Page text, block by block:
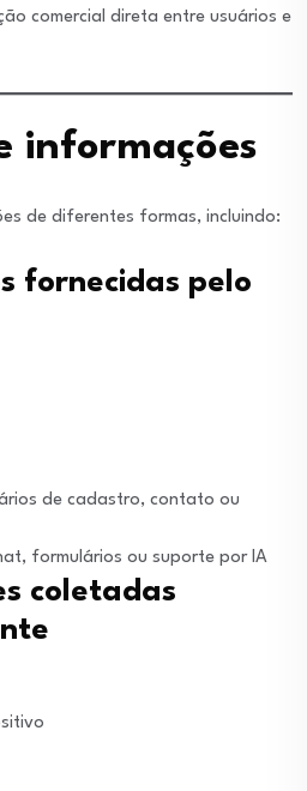
comercial direta entre usuários e
informações
de diferentes formas, incluindo:
fornecidas pelo
de cadastro, contato ou
formulários ou suporte por IA
coletadas